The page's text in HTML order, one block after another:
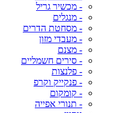
- מכשיר גריל
- מנגלים
- מסחטת הדרים
- מעבדי מזון
- מצנם
- סירים חשמליים
- פלנצות
- פנקייק וקרפ
- קומקום
- תנורי אפייה